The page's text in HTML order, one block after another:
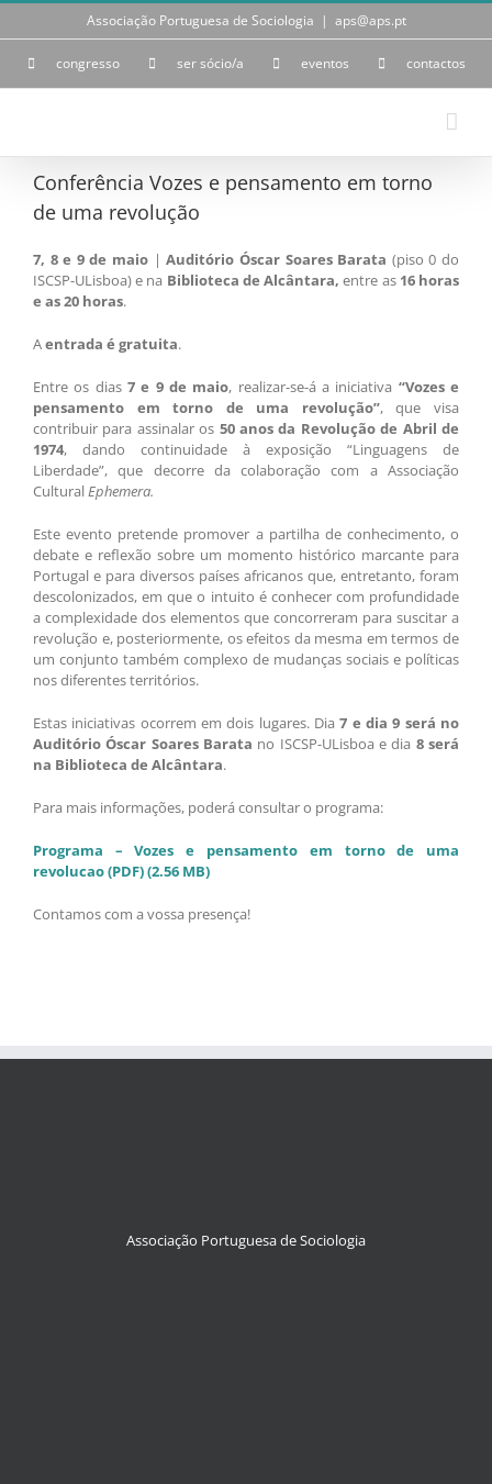
Skip
Associação Portuguesa de Sociologia | aps@aps.pt
congresso ser sócio/a eventos contactos
Conferência Vozes e pensamento em torno
de uma revolução
7, 8 e 9 de maio |Auditório Óscar Soares Barata (piso 0 do
ISCSP-ULisboa) e na Biblioteca de Alcântara,entre as 16 horas
e as 20 horas.
Aentrada é gratuita.
Entre os dias 7 e 9 de maio, realizar-se-á a iniciativa “Vozes e
pensamento em torno de uma revolução”, que visa
contribuir para assinalar os 50 anos da Revolução de Abril de
1974, dando continuidade à exposição “Linguagens de
Liberdade”, que decorre da colaboração com a Associação
CulturalEphemera.
Este evento pretende promover a partilha de conhecimento, o
debate e reflexão sobre um momento histórico marcante para
Portugal e para diversos países africanos que, entretanto, foram
descolonizados, em que o intuito é conhecer com profundidade
a complexidade dos elementos que concorreram para suscitar a
revolução e, posteriormente, os efeitos da mesma em termos de
um conjunto também complexo de mudanças sociais e políticas
nos diferentes territórios.
Estas iniciativas ocorrem em dois lugares. Dia7 e dia 9 será no
Auditório Óscar Soares Barata no ISCSP-ULisboa e dia 8 será
na Biblioteca de Alcântara.
Para mais informações, poderá consultar o programa:
Programa – Vozes e pensamento em torno de uma
revolucao (PDF) (2.56 MB)
Contamos com a vossa presença!
Associação Portuguesa de Sociologia